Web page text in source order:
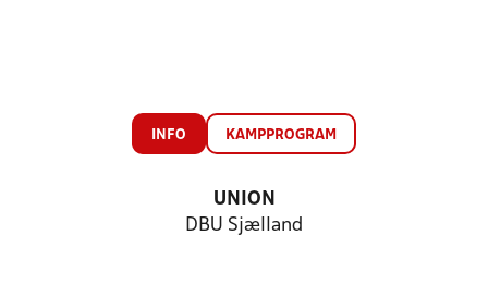
INFO KAMPPROGRAM
UNION
DBU Sjælland